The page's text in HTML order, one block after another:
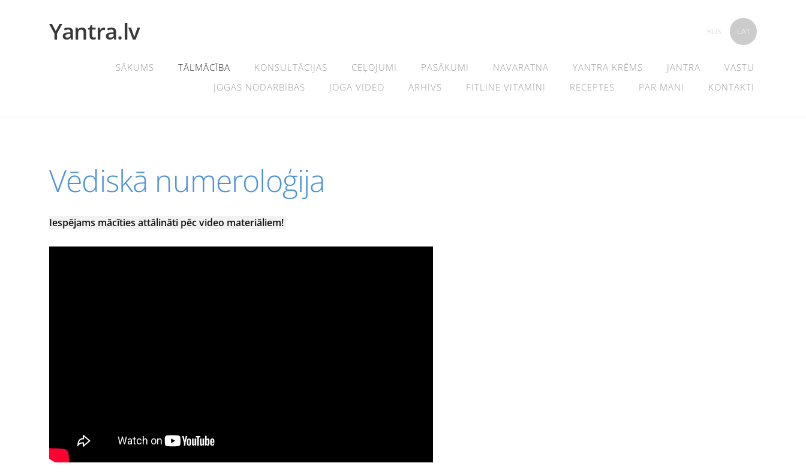
Yantra.lv
SĀKUMS TĀLMĀCĪBA KONSULTĀCIJAS CEĻOJUMI PASĀKUMI NAVARATNA YANTRA KRĒMS JANTRA
VASTU
JOGAS NODARBĪBAS
JOGA VIDEO ARHĪVS FITLINE VITAMĪNI RECEPTES PAR MANI KONTAKTI
RUS LAT
Vēdiskā numeroloģija
Iespējams mācīties attālināti pēc video materiāliem!